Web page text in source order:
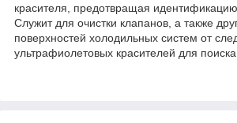
красителя, предотвращая
Служит для очистки клапанов, а также
поверхностей холодильных систем от
ультрафиолетовых красителей для поиска